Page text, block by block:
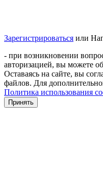
Зарегистрироваться или
- при возникновении
авторизацией, вы можете
Оставаясь на сайте, вы
файлов. Для
Политика использования
Принять